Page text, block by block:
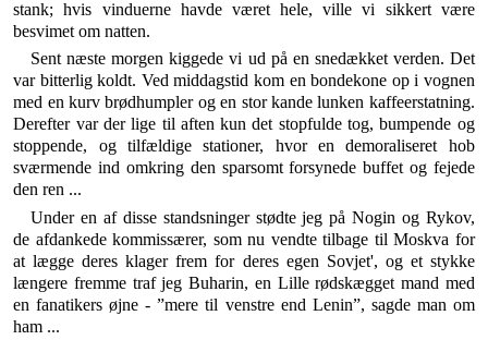
stank; hvis vin­duerne havde været hele, ville vi sikkert være
besvimet om natten.
Sent næste morgen kiggede vi ud på en snedækket verden. Det
var bitterlig koldt. Ved middagstid kom en bondekone op i vognen
med en kurv brødhumpler og en stor kande lunken kaffeerstatning.
Derefter var der lige til aften kun det stopfulde tog, bumpende og
stoppende, og tilfældige stationer, hvor en demoraliseret hob
sværmende ind omkring den sparsomt forsynede buffet og fej­ede
den ren ...
Under en af disse standsninger stødte jeg på Nogin og Rykov,
de afdankede kommissærer, som nu vendte tilbage til Moskva for
at lægge deres klager frem for deres egen Sovjet', og et stykke
længere fremme traf jeg Buharin, en Lille rødskægget mand med
en fanatikers øjne - ”mere til venstre end Lenin”, sagde man om
ham ...